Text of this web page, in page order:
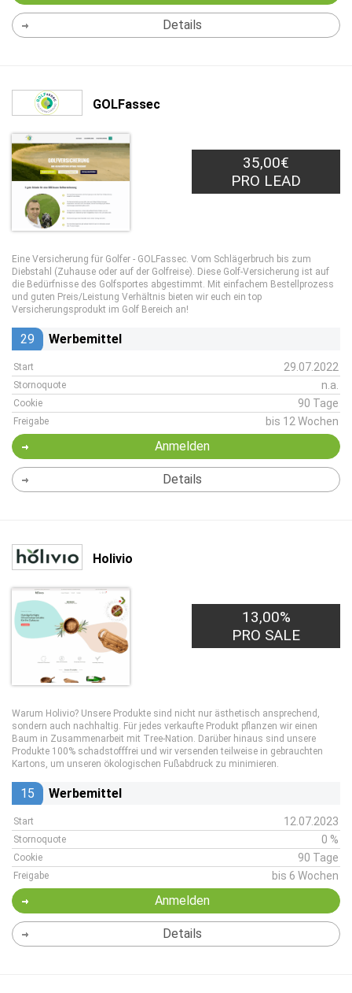
Details
GOLFassec
35,00€
PRO LEAD
Eine Versicherung für Golfer - GOLFassec. Vom Schlägerbruch bis zum
Diebstahl (Zuhause oder auf der Golfreise). Diese Golf-Versicherung ist auf
die Bedürfnisse des Golfsportes abgestimmt. Mit einfachem Bestellprozess
und guten Preis/Leistung Verhältnis bieten wir euch ein top
Versicherungsprodukt im Golf Bereich an!
29 Werbemittel
Start 29.07.2022
Stornoquote n.a.
Cookie 90 Tage
Freigabe bis 12 Wochen
Anmelden
Details
Holivio
13,00%
PRO SALE
Warum Holivio? Unsere Produkte sind nicht nur ästhetisch ansprechend,
sondern auch nachhaltig. Für jedes verkaufte Produkt pflanzen wir einen
Baum in Zusammenarbeit mit Tree-Nation. Darüber hinaus sind unsere
Produkte 100% schadstofffrei und wir versenden teilweise in gebrauchten
Kartons, um unseren ökologischen Fußabdruck zu minimieren.
15 Werbemittel
Start 12.07.2023
Stornoquote 0 %
Cookie 90 Tage
Freigabe bis 6 Wochen
Anmelden
Details